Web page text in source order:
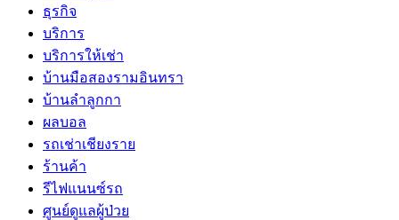
ธุรกิจ
บริการ
บริการให้เช่า
บ้านมือสองรามอินทรา
บ้านลำลูกกา
ผลบอล
รถเช่าเชียงราย
ร้านค้า
รีไฟแนนซ์รถ
ศูนย์ดูแลผู้ป่วย